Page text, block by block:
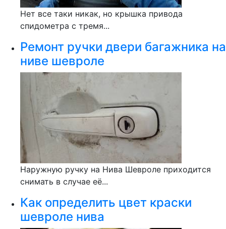
Нет все таки никак, но крышка привода
спидометра с тремя...
Ремонт ручки двери багажника на
ниве шевроле
Наружную ручку на Нива Шевроле приходится
снимать в случае её...
Как определить цвет краски
шевроле нива